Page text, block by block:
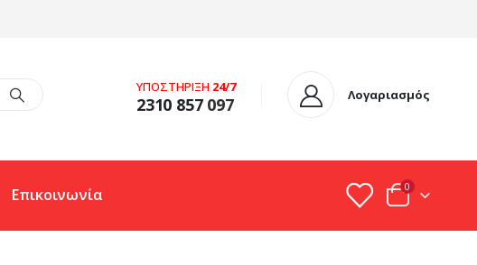
ΥΠΟΣΤΗΡΙΞΗ 24/7
2310 857097 Λογαριασμός
Επικοινωνία 0